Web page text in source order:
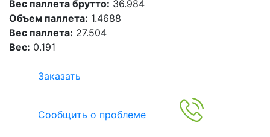
Вес паллета брутто: 36.984
Объем паллета: 1.4688
Вес паллета: 27.504
Вес: 0.191
Заказать
Сообщить о проблеме